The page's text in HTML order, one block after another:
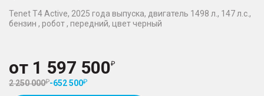
Tenet T4 Active, 2025 года выпуска, двигатель 1498 л., 147 л.с.,
бензин , робот , передний, цвет черный
от 1 597 500
2 250 000 -652 500